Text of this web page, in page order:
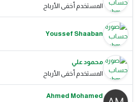
المستخدم أخفى الأرباح
Youssef Shaaban
محمود علي
المستخدم أخفى الأرباح
Ahmed Mohamed